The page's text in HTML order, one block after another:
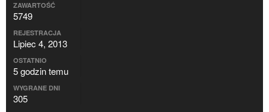
ZAWARTOŚĆ
5749
REJESTRACJA
Lipiec 4, 2013
OSTATNIO
5 godzin temu
WYGRANE DNI
305